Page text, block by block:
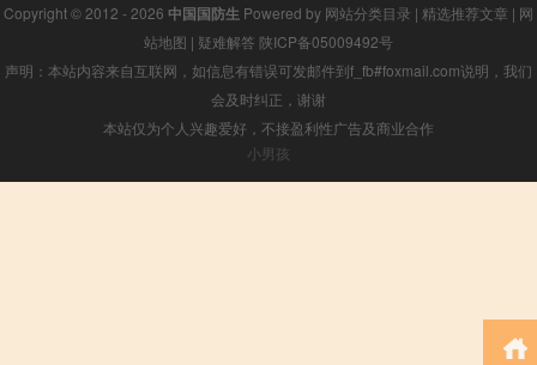
Copyright © 2012 - 2026 中国国防生 Powered by 网站分类目录 | 精选推荐文章 | 网
站地图 | 疑难解答 陕ICP备05009492号
声明：本站内容来自互联网，如信息有错误可发邮件到f_fb#foxmail.com说明，我们
会及时纠正，谢谢
本站仅为个人兴趣爱好，不接盈利性广告及商业合作
小男孩